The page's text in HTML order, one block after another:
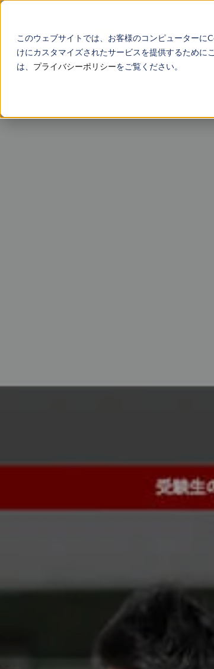
このウェブサイトでは、お客様のコンピューター
けにカスタマイズされたサービスを提供するために
は、 プライバシーポリシーをご覧ください。